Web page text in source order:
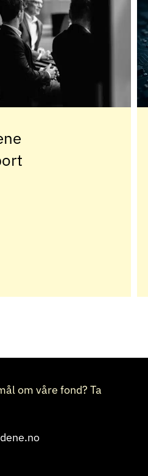
om våre fond? Ta